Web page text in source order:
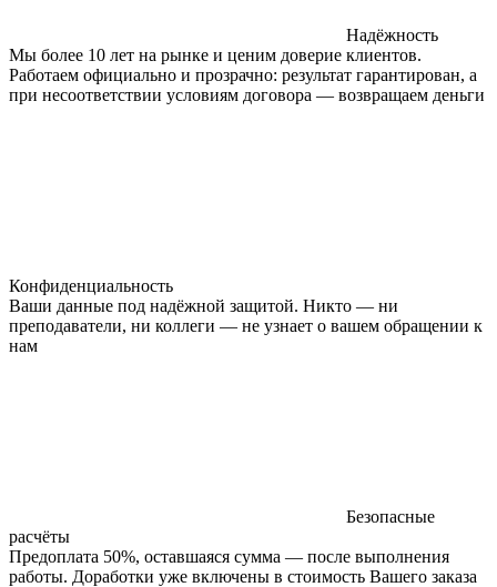
Надёжность
Мы более 10 лет на рынке и ценим доверие клиентов.
Работаем официально и прозрачно: результат гарантирован, а
при несоответствии условиям договора — возвращаем деньги
Конфиденциальность
Ваши данные под надёжной защитой. Никто — ни
преподаватели, ни коллеги — не узнает о вашем обращении к
нам
Безопасные
расчёты
Предоплата 50%, оставшаяся сумма — после выполнения
работы. Доработки уже включены в стоимость Вашего заказа